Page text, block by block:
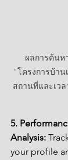
ผลการค้นห
"โครงการบ้า
สถานที่และเว
5.
Analysis:
your profile